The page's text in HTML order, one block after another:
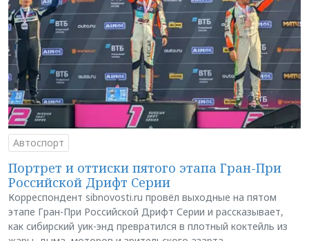
Автоспорт
Портрет и оттиски пятого этапа Гран-При
Российской Дрифт Серии
Корреспондент sibnovosti.ru провёл выходные на пятом
этапе Гран-При Российской Дрифт Серии и рассказывает,
как сибирский уик-энд превратился в плотный коктейль из